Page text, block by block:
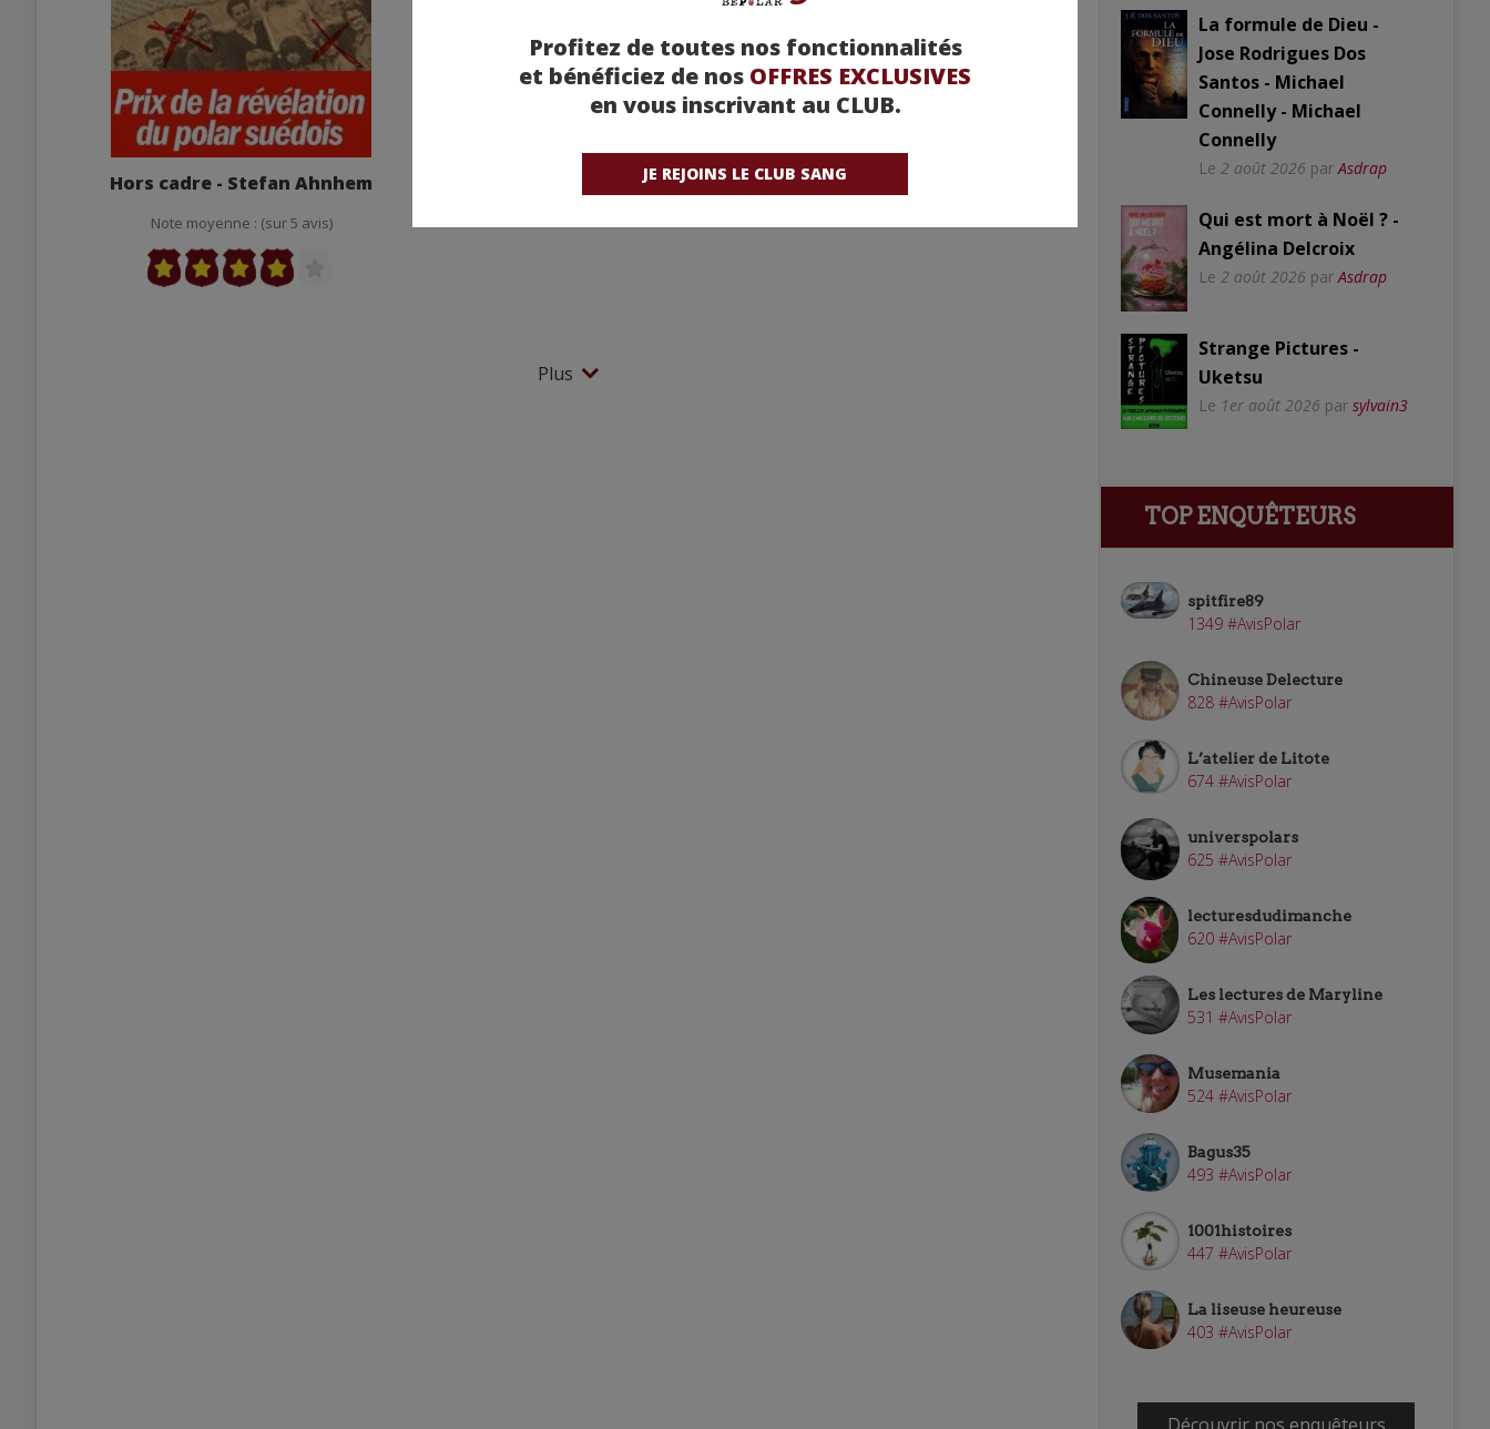
Profitez de toutes nos fonctionnalités
et bénéficiez de nos OFFRES EXCLUSIVES
en vous inscrivant au CLUB.
JE REJOINS LE CLUB SANG
Hors cadre - Stefan Ahnhem
Note moyenne : (sur 5 avis)
Plus
La formule de Dieu -
Jose Rodrigues Dos
Santos - Michael
Connelly - Michael
Connelly
Le 2 août 2026 par Asdrap
Qui est mort à Noël ? -
Angélina Delcroix
Le 2 août 2026 par Asdrap
Strange Pictures -
Uketsu
Le 1er août 2026 par sylvain3
TOP ENQUÊTEURS
spitfire89
1349 #AvisPolar
Chineuse Delecture
828 #AvisPolar
L’atelier de Litote
674 #AvisPolar
universpolars
625 #AvisPolar
lecturesdudimanche
620 #AvisPolar
Les lectures de Maryline
531 #AvisPolar
Musemania
524 #AvisPolar
Bagus35
493 #AvisPolar
1001histoires
447 #AvisPolar
La liseuse heureuse
403 #AvisPolar